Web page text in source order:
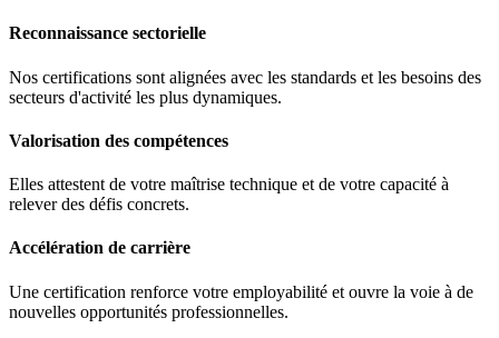
Reconnaissance sectorielle
Nos certifications sont alignées avec les standards et les besoins des
secteurs d'activité les plus dynamiques.
Valorisation des compétences
Elles attestent de votre maîtrise technique et de votre capacité à
relever des défis concrets.
Accélération de carrière
Une certification renforce votre employabilité et ouvre la voie à de
nouvelles opportunités professionnelles.